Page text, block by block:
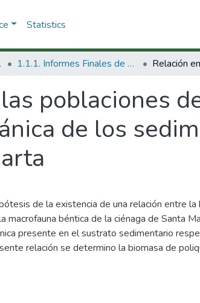
Statistics
1.1.1. Informes Finales de Proyectos de Investigación
poblaciones
de los
de la existencia de una relación entre la
macrofauna béntica de la ciénaga de Santa
presente en el sustrato sedimentario
relación se determino la biomasa de